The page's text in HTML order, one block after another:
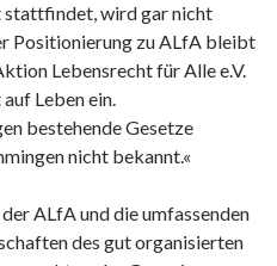
stattfindet, wird gar nicht
Positionierung zu ALfA bleibt
Lebensrecht für Alle e.V.
Leben ein.
bestehende Gesetze
nicht bekannt.«
ALfA und die umfassenden
des gut organisierten